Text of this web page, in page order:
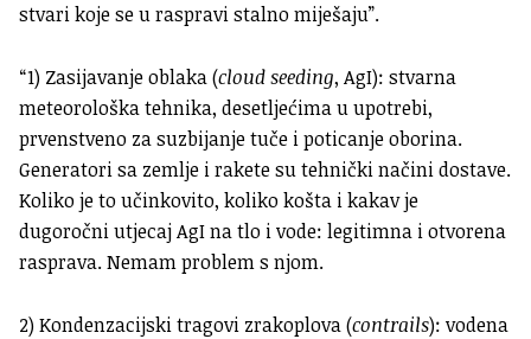
stvari koje se u raspravi stalno miješaju”.
“1) Zasijavanje oblaka (cloud seeding, AgI): stvarna
meteorološka tehnika, desetljećima u upotrebi,
prvenstveno za suzbijanje tuče i poticanje oborina.
Generatori sa zemlje i rakete su tehnički načini dostave.
Koliko je to učinkovito, koliko košta i kakav je
dugoročni utjecaj AgI na tlo i vode: legitimna i otvorena
rasprava. Nemam problem s njom.
2) Kondenzacijski tragovi zrakoplova (contrails): vodena